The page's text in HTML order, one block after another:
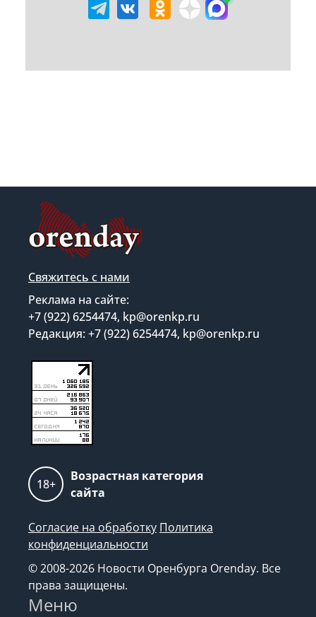
Свяжитесь с нами
Реклама на сайте:
+7 (922) 6254474, kp@orenkp.ru
Редакция: +7 (922) 6254474, kp@orenkp.ru
18+
Возрастная категория
сайта
Согласие на обработку Политика
конфиденциальности
© 2008-2026 Новости Оренбурга Orenday. Все
права защищены.
Меню